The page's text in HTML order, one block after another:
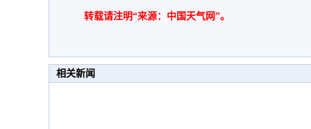
转载请注明“来源：中国天气网”。
相关新闻